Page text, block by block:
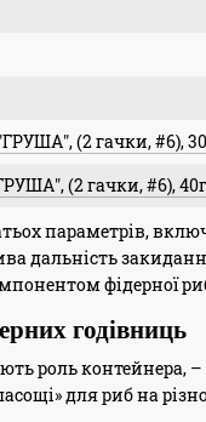
(2 гачки, #6),
(2 гачки, #6),
параметрів,
дальність
фідерної
годівниць
роль контейнера,
для риб на